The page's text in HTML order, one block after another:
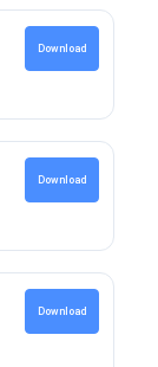
Download
Download
Download